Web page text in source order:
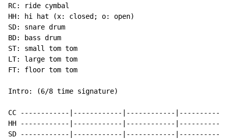
RC: ride cymbal
HH: hi hat (x: closed; o: open)
SD: snare drum
BD: bass drum
ST: small tom tom
LT: large tom tom
FT: floor tom tom
Intro: (6/8 time signature)
CC ------------|------------|------------
HH ------------|------------|------------
SD ------------|------------|------------